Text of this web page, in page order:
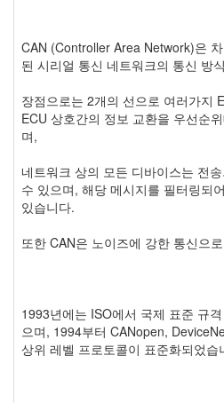
CAN (Controller Area Network)은
된 시리얼 통신 네트워크의 통신 방
장점으로는 2개의 선으로 여러가지
ECU 상호간의 정보 교환을 우선순
며,
네트워크 상의 모든 디바이스는 전
수 있으며, 해당 메시지를 필터링되
있습니다.
또한 CAN은 노이즈에 강한 통신으
1993년에는 ISO에서 국제 표준 규
으며, 1994부터 CANopen,
상위 레벨 프로토콜이 표준화되었습